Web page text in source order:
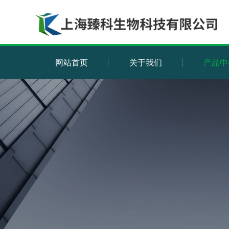
网站首页 关于我们 产品